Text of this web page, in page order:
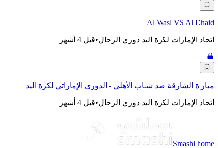
Al Wasl VS Al Dhaid
اتحاد الإمارات لكرة اليد دوري الرجال•قبل 4 أشهر
مباراة الشارقة ضد شباب الأهلي - الدوري الإماراتي لكرة اليد
اتحاد الإمارات لكرة اليد دوري الرجال•قبل 4 أشهر
Smashi home